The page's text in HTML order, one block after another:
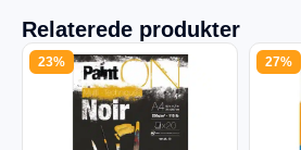
Relaterede produkter
23% 27%